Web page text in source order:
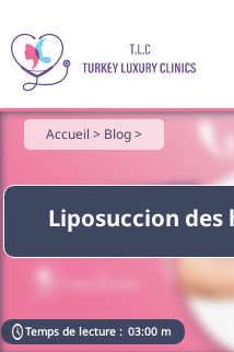
Liposuccion des
Accueil > Blog >
Temps de lecture : 03:00 m